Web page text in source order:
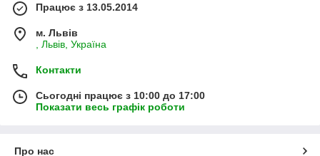
Працює з 13.05.2014
м. Львів
, Львів, Україна
Контакти
Сьогодні працює з 10:00 до 17:00
Показати весь графік роботи
Про нас